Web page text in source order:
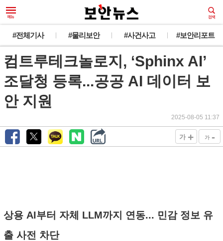
#전체기사 #물리보안 #사건사고 #보안리포트
컴트루테크놀로지, ‘Sphinx AI’
조달청 등록...공공 AI 데이터 보
안 지원
2025-08-05 11:37
가 + 가 -
상용 AI부터 자체 LLM까지 연동... 민감 정보 유
출 사전 차단